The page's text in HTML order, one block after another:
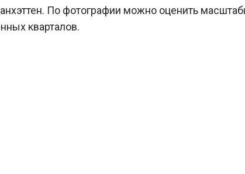
По фотографии можно оценить
кварталов.